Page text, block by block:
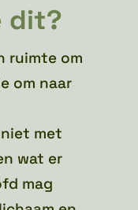
dit?
ruimte om
om naar
met
wat er
mag